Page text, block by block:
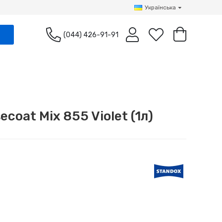
Українська
(044) 426-91-91
Mix 855 Violet (1л)